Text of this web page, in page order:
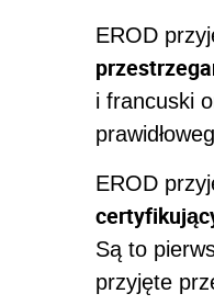
EROD
i francuski
EROD
Są to
przyjęte